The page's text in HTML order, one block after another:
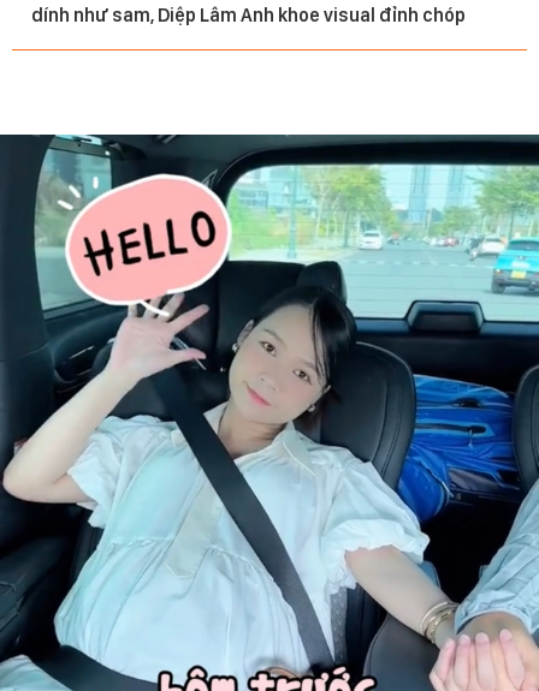
dính như sam, Diệp Lâm Anh khoe visual đỉnh chóp